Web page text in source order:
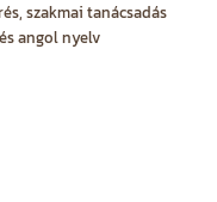
szakmai tanácsadás
angol nyelv